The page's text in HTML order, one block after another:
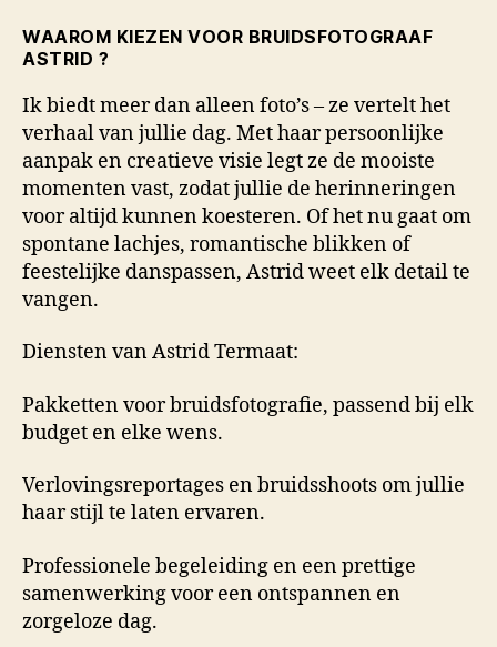
WAAROM KIEZEN VOOR BRUIDSFOTOGRAAF
ASTRID ?
Ik biedt meer dan alleen foto’s – ze vertelt het
verhaal van jullie dag. Met haar persoonlijke
aanpak en creatieve visie legt ze de mooiste
momenten vast, zodat jullie de herinneringen
voor altijd kunnen koesteren. Of het nu gaat om
spontane lachjes, romantische blikken of
feestelijke danspassen, Astrid weet elk detail te
vangen.
Diensten van Astrid Termaat:
Pakketten voor bruidsfotografie, passend bij elk
budget en elke wens.
Verlovingsreportages en bruidsshoots om jullie
haar stijl te laten ervaren.
Professionele begeleiding en een prettige
samenwerking voor een ontspannen en
zorgeloze dag.